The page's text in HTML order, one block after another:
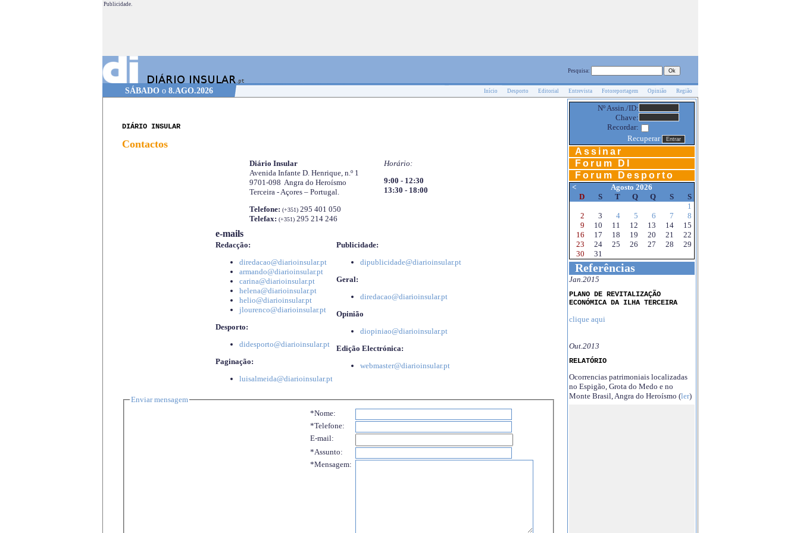
Publicidade.
Pesquisa:
SÁBADO o 8.AGO.2026 Início Desporto Editorial Entrevista Fotoreportagem Opinião Região
DIÁRIO INSULAR
Contactos
Diário Insular
Avenida Infante D. Henrique, n.º 1
9701-098 Angra do Heroísmo
Terceira - Açores – Portugal.
Telefone: (+351)295 401 050
Telefax: (+351)295 214 246
Horário:
9:00 - 12:30
13:30 - 18:00
e-mails
Redacção:
diredacao@diarioinsular.pt
armando@diarioinsular.pt
carina@diarioinsular.pt
helena@diarioinsular.pt
helio@diarioinsular.pt
jlourenco@diarioinsular.pt
Desporto:
didesporto@diarioinsular.pt
Paginação:
luisalmeida@diarioinsular.pt
Publicidade:
dipublicidade@diarioinsular.pt
Geral:
diredacao@diarioinsular.pt
Opinião
diopiniao@diarioinsular.pt
Edição Electrónica:
webmaster@diarioinsular.pt
Enviar mensagem
*Nome:
*Telefone:
E-mail:
*Assunto:
*Mensagem:
Nº Assin./ID:
Chave:
Recordar:
Recuperar
Assinar
Forum DI
Forum Desporto
<
Agosto 2026
D
S T Q Q S
S
1
2
3 4 5 6 7
8
9
10 11 12 13 14
15
16
17 18 19 20 21
22
23
24 25 26 27 28
29
30
31
Referências
Jan.2015
PLANO DE REVITALIZAÇÃO
ECONÓMICA DA ILHA TERCEIRA
clique aqui
Out.2013
RELATÓRIO
Ocorrencias patrimoniais localizadas
no Espigão, Grota do Medo e no
Monte Brasil, Angra do Heroísmo (ler)